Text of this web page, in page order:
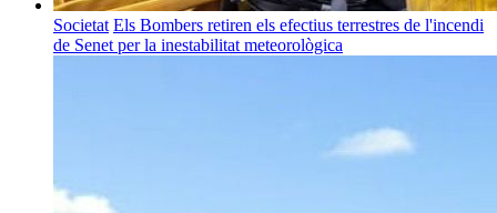
Societat Els Bombers retiren els efectius terrestres de l'incendi
de Senet per la inestabilitat meteorològica